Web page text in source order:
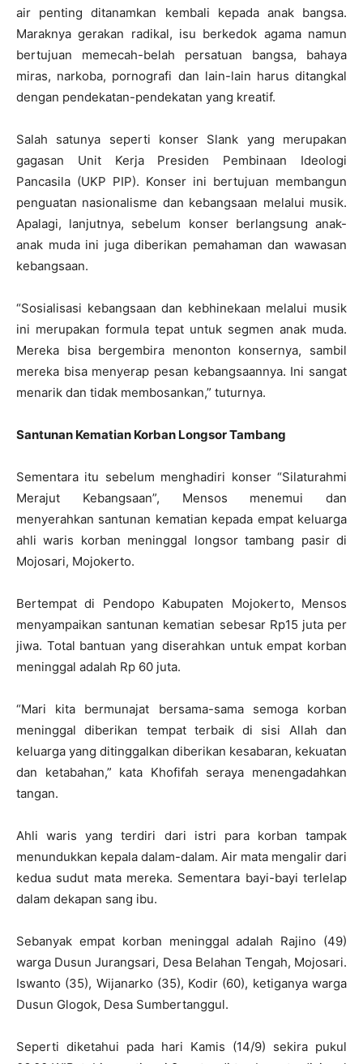
air penting ditanamkan kembali kepada anak bangsa.
Maraknya gerakan radikal, isu berkedok agama namun
bertujuan memecah-belah persatuan bangsa, bahaya
miras, narkoba, pornografi dan lain-lain harus ditangkal
dengan pendekatan-pendekatan yang kreatif.
Salah satunya seperti konser Slank yang merupakan
gagasan Unit Kerja Presiden Pembinaan Ideologi
Pancasila (UKP PIP). Konser ini bertujuan membangun
penguatan nasionalisme dan kebangsaan melalui musik.
Apalagi, lanjutnya, sebelum konser berlangsung anak-
anak muda ini juga diberikan pemahaman dan wawasan
kebangsaan.
“Sosialisasi kebangsaan dan kebhinekaan melalui musik
ini merupakan formula tepat untuk segmen anak muda.
Mereka bisa bergembira menonton konsernya, sambil
mereka bisa menyerap pesan kebangsaannya. Ini sangat
menarik dan tidak membosankan,” tuturnya.
Santunan Kematian Korban Longsor Tambang
Sementara itu sebelum menghadiri konser “Silaturahmi
Merajut Kebangsaan”, Mensos menemui dan
menyerahkan santunan kematian kepada empat keluarga
ahli waris korban meninggal longsor tambang pasir di
Mojosari, Mojokerto.
Bertempat di Pendopo Kabupaten Mojokerto, Mensos
menyampaikan santunan kematian sebesar Rp15 juta per
jiwa. Total bantuan yang diserahkan untuk empat korban
meninggal adalah Rp 60 juta.
“Mari kita bermunajat bersama-sama semoga korban
meninggal diberikan tempat terbaik di sisi Allah dan
keluarga yang ditinggalkan diberikan kesabaran, kekuatan
dan ketabahan,” kata Khofifah seraya menengadahkan
tangan.
Ahli waris yang terdiri dari istri para korban tampak
menundukkan kepala dalam-dalam. Air mata mengalir dari
kedua sudut mata mereka. Sementara bayi-bayi terlelap
dalam dekapan sang ibu.
Sebanyak empat korban meninggal adalah Rajino (49)
warga Dusun Jurangsari, Desa Belahan Tengah, Mojosari.
Iswanto (35), Wijanarko (35), Kodir (60), ketiganya warga
Dusun Glogok, Desa Sumbertanggul.
Seperti diketahui pada hari Kamis (14/9) sekira pukul